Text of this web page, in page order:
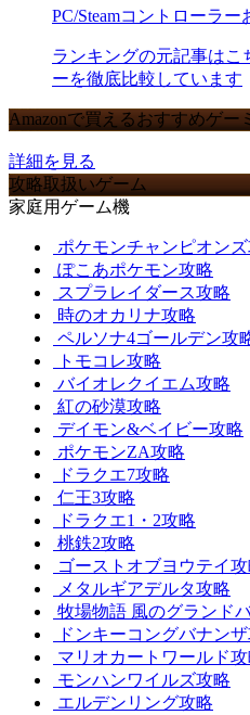
PC/Steamコントローラ
ランキングの元記事はこ
ーを徹底比較しています
Amazonで買えるおすすめゲー
詳細を見る
攻略取扱いゲーム
家庭用ゲーム機
ポケモンチャンピオン
ぽこあポケモン攻略
スプラレイダース攻略
時のオカリナ攻略
ペルソナ4ゴールデン攻
トモコレ攻略
バイオレクイエム攻略
紅の砂漠攻略
デイモン&ベイビー攻略
ポケモンZA攻略
ドラクエ7攻略
仁王3攻略
ドラクエ1・2攻略
桃鉄2攻略
ゴーストオブヨウテイ
メタルギアデルタ攻略
牧場物語 風のグランド
ドンキーコングバナン
マリオカートワールド攻
モンハンワイルズ攻略
エルデンリング攻略